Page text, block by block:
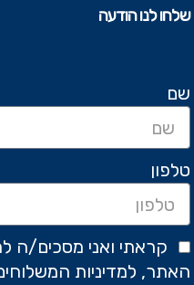
שלחו לנו הודעה
שם
טלפון
קראתי ואני מסכים/ה
האתר, למדיניות